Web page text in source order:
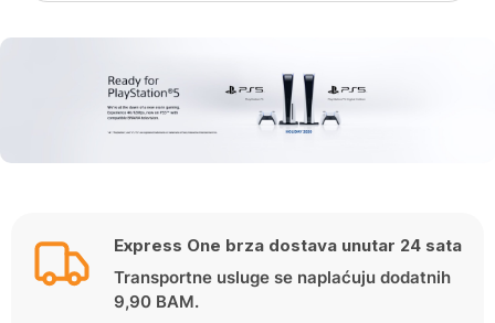
Express One brza dostava unutar 24 sata
Transportne usluge se naplaćuju dodatnih
9,90 BAM.